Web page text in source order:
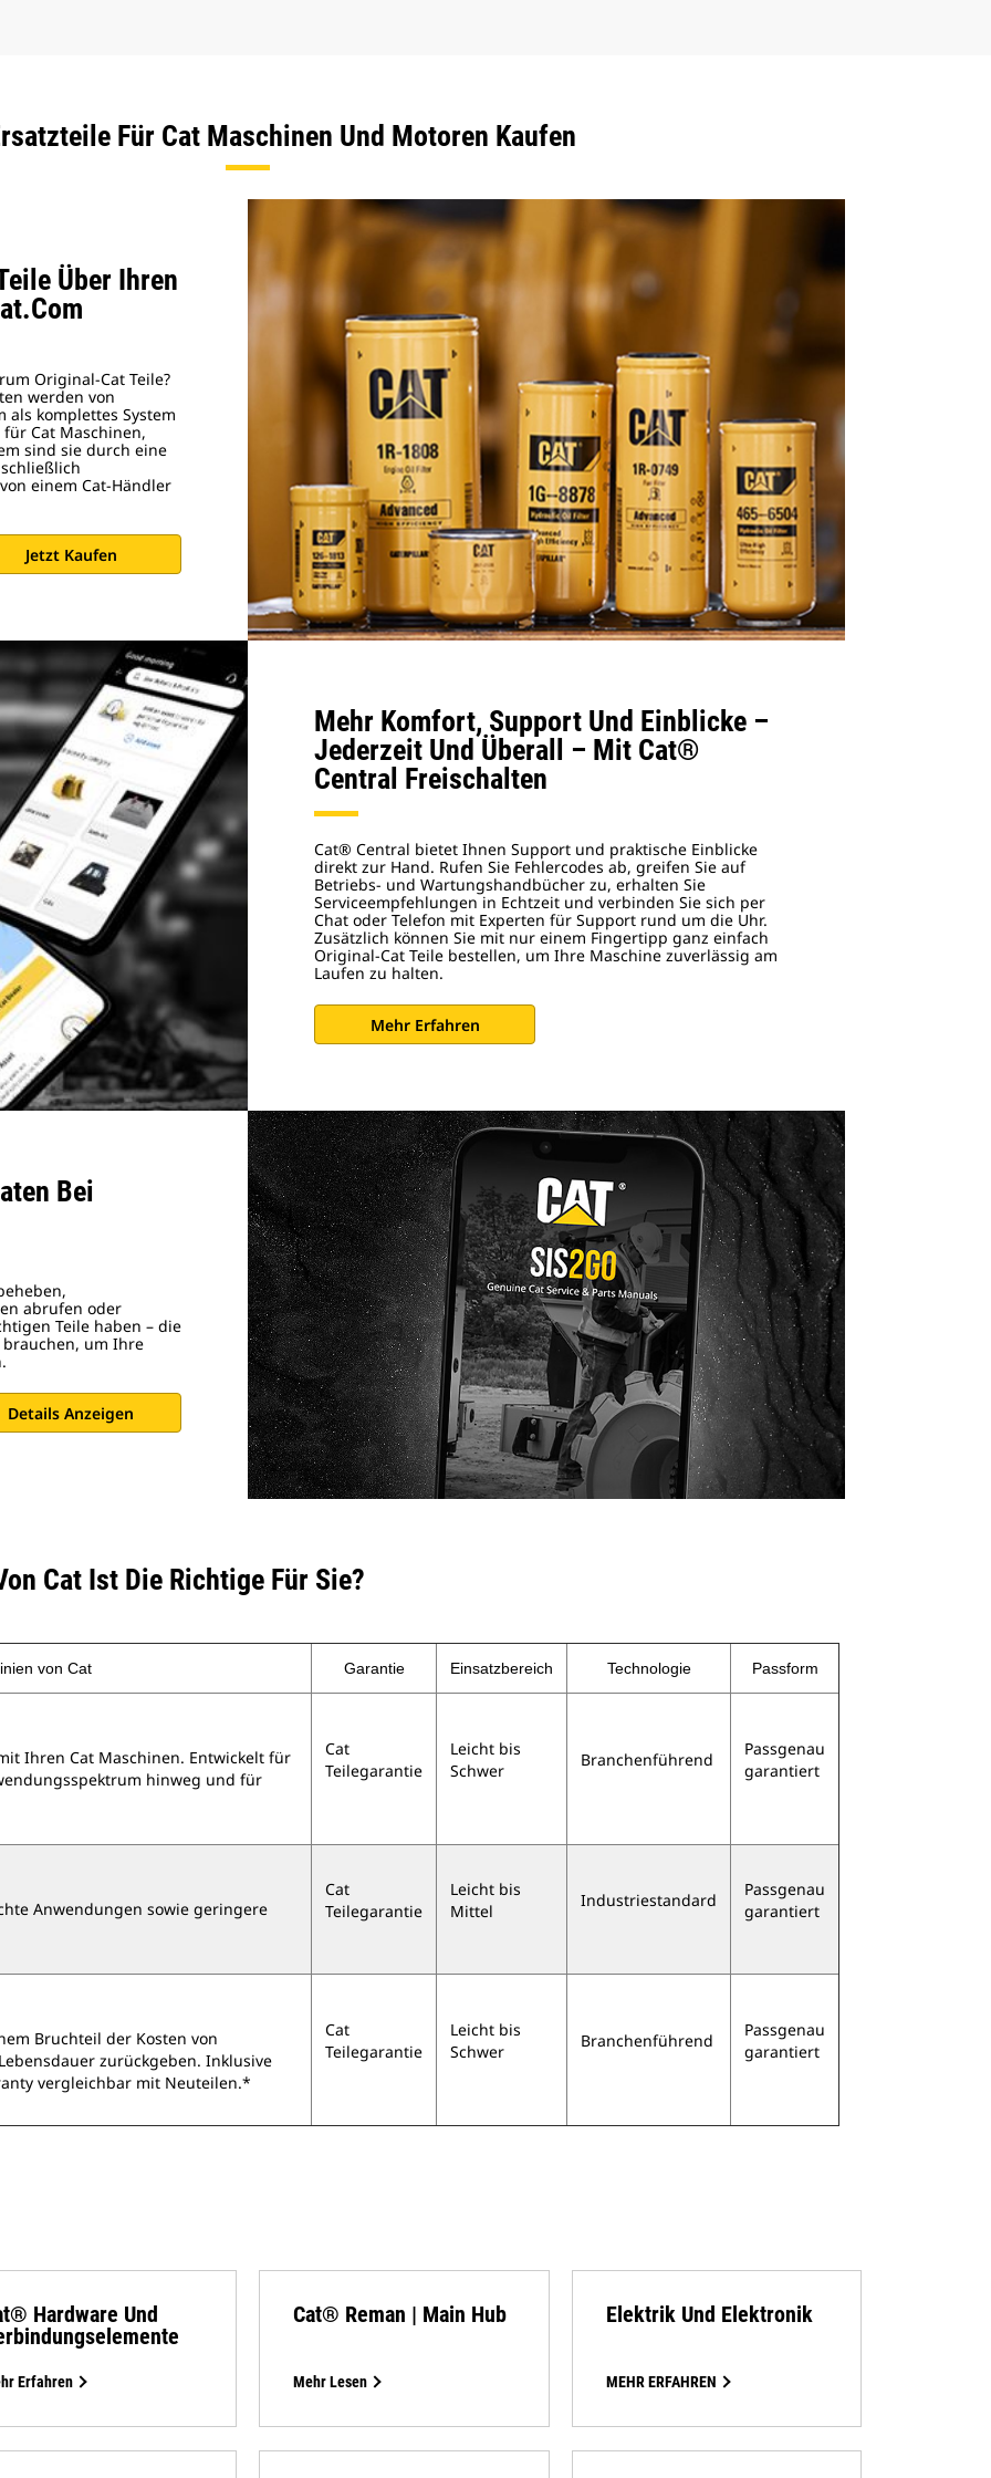
Für Cat Maschinen Und Motoren Kaufen
Über Ihren
Original‑Cat Teile?
werden von
komplettes System
Cat Maschinen,
sind sie durch eine
einem Cat‑Händler
Jetzt Kaufen
Mehr Komfort, Support Und Einblicke –
Jederzeit Und Überall – Mit Cat®
Central Freischalten
Cat® Central bietet Ihnen Support und praktische Einblicke
direkt zur Hand. Rufen Sie Fehlercodes ab, greifen Sie auf
Betriebs‑ und Wartungshandbücher zu, erhalten Sie
Serviceempfehlungen in Echtzeit und verbinden Sie sich per
Chat oder Telefon mit Experten für Support rund um die Uhr.
Zusätzlich können Sie mit nur einem Fingertipp ganz einfach
Original‑Cat Teile bestellen, um Ihre Maschine zuverlässig am
Laufen zu halten.
Mehr Erfahren
Bei
abrufen oder
Teile haben – die
brauchen, um Ihre
Details Anzeigen
Cat Ist Die Richtige Für Sie?
von Cat Garantie Einsatzbereich Technologie Passform
Ihren Cat Maschinen. Entwickelt für
hinweg und für
Cat
Teilegarantie
Leicht bis
Schwer
Branchenführend
Passgenau
garantiert
Anwendungen sowie geringere
Cat
Teilegarantie
Leicht bis
Mittel
Industriestandard
Passgenau
garantiert
Bruchteil der Kosten von
zurückgeben. Inklusive
vergleichbar mit Neuteilen.*
Cat
Teilegarantie
Leicht bis
Schwer
Branchenführend
Passgenau
garantiert
Hardware Und
Erfahren
Cat® Reman | Main Hub
Mehr Lesen
Elektrik Und Elektronik
MEHR ERFAHREN